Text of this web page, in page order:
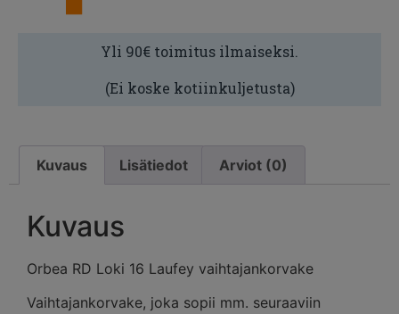
Yli 90€ toimitus ilmaiseksi.
(Ei koske kotiinkuljetusta)
Kuvaus Lisätiedot Arviot (0)
Kuvaus
Orbea RD Loki 16 Laufey vaihtajankorvake
Vaihtajankorvake, joka sopii mm. seuraaviin